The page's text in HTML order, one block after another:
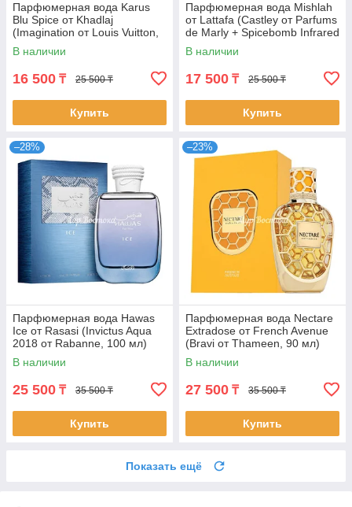
Парфюмерная вода Karus
Blu Spice от Khadlaj
(Imagination от Louis Vuitton,
100 мл)
В наличии
16 500 ₸ 25 500 ₸
Купить
Парфюмерная вода Mishlah
от Lattafa (Castley от Parfums
de Marly + Spicebomb Infrared
от Viktor&Rolf, 100 мл)
В наличии
17 500 ₸ 25 500 ₸
Купить
–28%
Парфюмерная вода Hawas
Ice от Rasasi (Invictus Aqua
2018 от Rabanne, 100 мл)
В наличии
25 500 ₸ 35 500 ₸
Купить
–23%
Парфюмерная вода Nectare
Extradose от French Avenue
(Bravi от Thameen, 90 мл)
В наличии
27 500 ₸ 35 500 ₸
Купить
Показать ещё